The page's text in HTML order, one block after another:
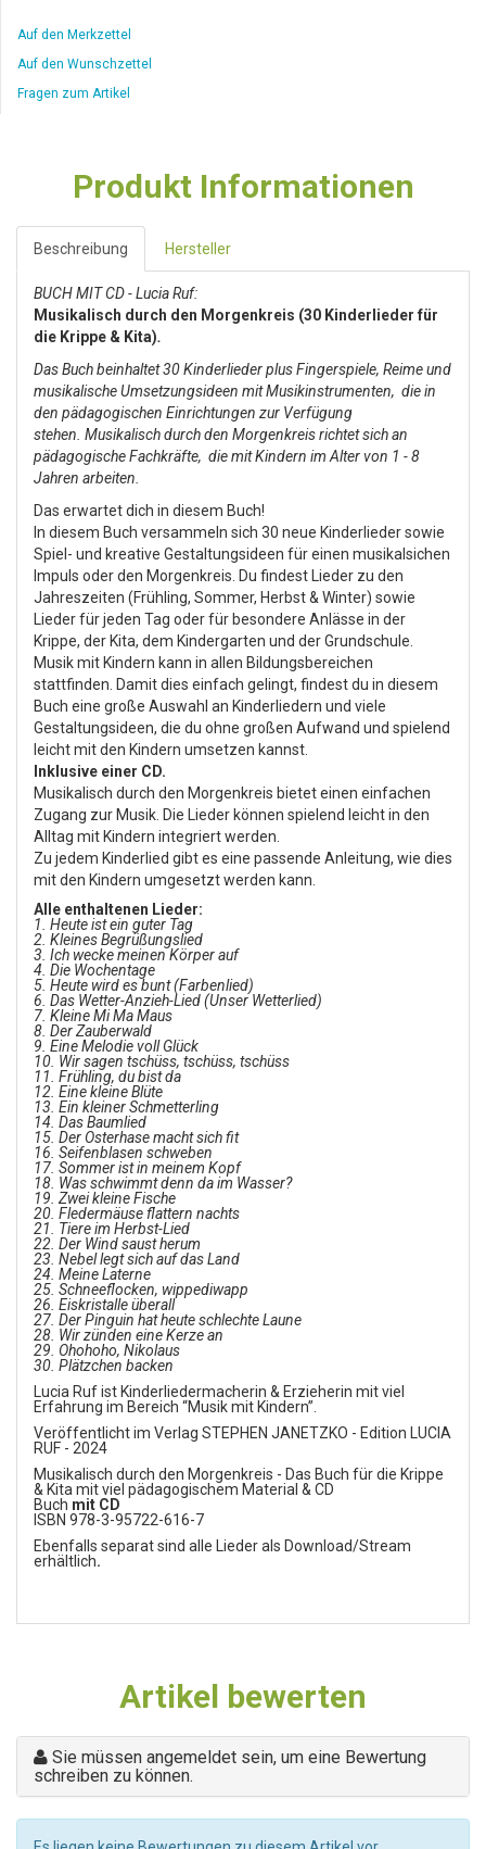
Auf den Merkzettel
Auf den Wunschzettel
Fragen zum Artikel
Produkt Informationen
Beschreibung Hersteller
BUCH MIT CD - Lucia Ruf:
Musikalisch durch den Morgenkreis (30 Kinderlieder für
die Krippe & Kita).
Das Buch beinhaltet 30 Kinderlieder plus Fingerspiele, Reime und
musikalische Umsetzungsideen mit Musikinstrumenten, die in
den pädagogischen Einrichtungen zur Verfügung
stehen. Musikalisch durch den Morgenkreis richtet sich an
pädagogische Fachkräfte, die mit Kindern im Alter von 1 - 8
Jahren arbeiten.
Das erwartet dich in diesem Buch!
In diesem Buch versammeln sich 30 neue Kinderlieder sowie
Spiel- und kreative Gestaltungsideen für einen musikalsichen
Impuls oder den Morgenkreis. Du findest Lieder zu den
Jahreszeiten (Frühling, Sommer, Herbst & Winter) sowie
Lieder für jeden Tag oder für besondere Anlässe in der
Krippe, der Kita, dem Kindergarten und der Grundschule.
Musik mit Kindern kann in allen Bildungsbereichen
stattfinden. Damit dies einfach gelingt, findest du in diesem
Buch eine große Auswahl an Kinderliedern und viele
Gestaltungsideen, die du ohne großen Aufwand und spielend
leicht mit den Kindern umsetzen kannst.
Inklusive einer CD.
Musikalisch durch den Morgenkreis bietet einen einfachen
Zugang zur Musik. Die Lieder können spielend leicht in den
Alltag mit Kindern integriert werden.
Zu jedem Kinderlied gibt es eine passende Anleitung, wie dies
mit den Kindern umgesetzt werden kann.
Alle enthaltenen Lieder:
1. Heute ist ein guter Tag
2. Kleines Begrüßungslied
3. Ich wecke meinen Körper auf
4. Die Wochentage
5. Heute wird es bunt (Farbenlied)
6. Das Wetter-Anzieh-Lied (Unser Wetterlied)
7. Kleine Mi Ma Maus
8. Der Zauberwald
9. Eine Melodie voll Glück
10. Wir sagen tschüss, tschüss, tschüss
11. Frühling, du bist da
12. Eine kleine Blüte
13. Ein kleiner Schmetterling
14. Das Baumlied
15. Der Osterhase macht sich fit
16. Seifenblasen schweben
17. Sommer ist in meinem Kopf
18. Was schwimmt denn da im Wasser?
19. Zwei kleine Fische
20. Fledermäuse flattern nachts
21. Tiere im Herbst-Lied
22. Der Wind saust herum
23. Nebel legt sich auf das Land
24. Meine Laterne
25. Schneeflocken, wippediwapp
26. Eiskristalle überall
27. Der Pinguin hat heute schlechte Laune
28. Wir zünden eine Kerze an
29. Ohohoho, Nikolaus
30. Plätzchen backen
Lucia Ruf ist Kinderliedermacherin & Erzieherin mit viel
Erfahrung im Bereich “Musik mit Kindern”.
Veröffentlicht im Verlag STEPHEN JANETZKO - Edition LUCIA
RUF - 2024
Musikalisch durch den Morgenkreis - Das Buch für die Krippe
& Kita mit viel pädagogischem Material & CD
Buch mit CD
ISBN 978-3-95722-616-7
Ebenfalls separat sind alle Lieder als Download/Stream
erhältlich.
Artikel bewerten
Sie müssen angemeldet sein, um eine Bewertung
schreiben zu können.